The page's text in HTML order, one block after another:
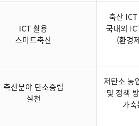
ICT 활용
스마트축산
축산
국내외
(환경
축산분야 탄소중립
실천
저탄소 농
및 정책
가